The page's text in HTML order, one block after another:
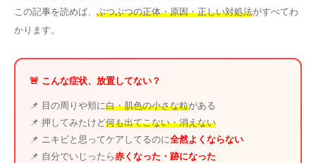
この記事を読めば、 ぶつぶつの正体・原因・正しい対処法がすべてわ
かります。
🚨 こんな症状、放置してない？
📌 目の周りや頬に白・肌色の小さな粒がある
📌 押してみたけど何も出てこない・消えない
📌 ニキビと思ってケアしてるのに全然よくならない
📌 自分でいじったら赤くなった・跡になった